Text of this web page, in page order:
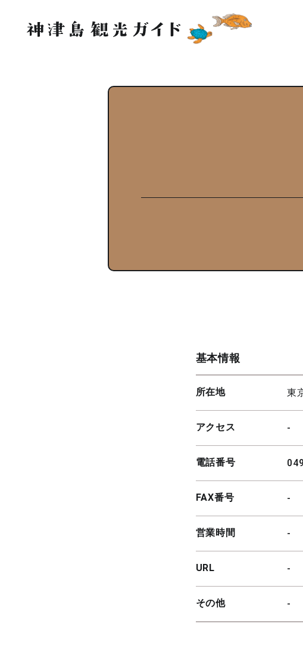
基本情報
所在地 東
アクセス -
電話番号
FAX番号 -
営業時間 -
URL -
その他 -